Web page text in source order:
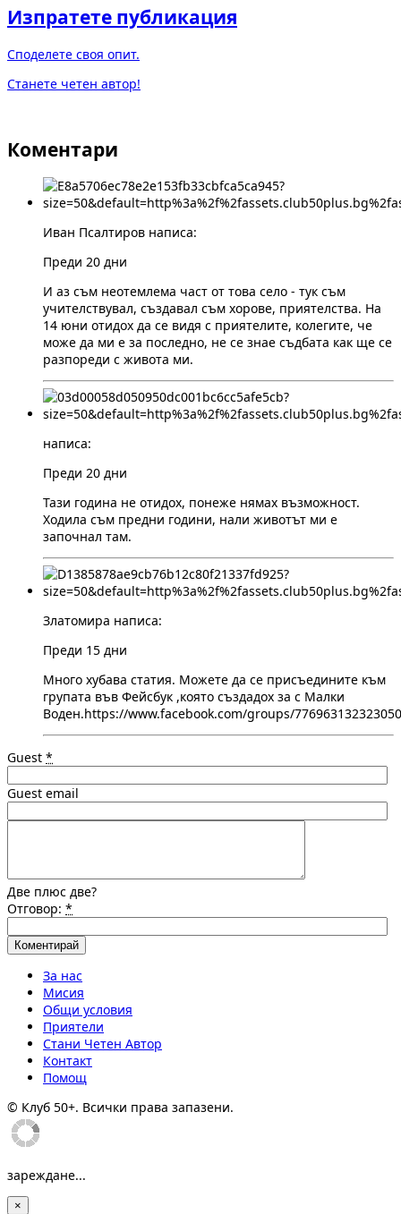
Изпратете публикация
Споделете своя опит.
Станете четен автор!
Коментари
Иван Псалтиров написа:
Преди 20 дни
И аз съм неотемлема част от това село - тук съм
учителствувал, създавал съм хорове, приятелства. На
14 юни отидох да се видя с приятелите, колегите, че
може да ми е за последно, не се знае съдбата как ще се
разпореди с живота ми.
написа:
Преди 20 дни
Тази година не отидох, понеже нямах възможност.
Ходила съм предни години, нали животът ми е
започнал там.
Златомира написа:
Преди 15 дни
Много хубава статия. Можете да се присъедините към
групата във Фейсбук ,която създадох за с Малки
Воден.https://www.facebook.com/groups/
Guest *
Guest email
Две плюс две?
Отговор: *
За нас
Мисия
Общи условия
Приятели
Стани Четен Автор
Контакт
Помощ
© Клуб 50+. Всички права запазени.
зареждане...
×